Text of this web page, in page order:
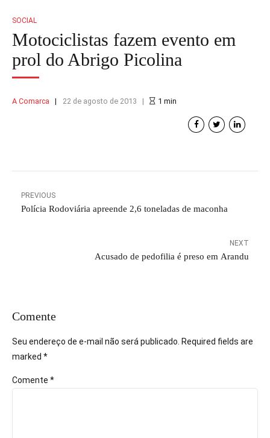
SOCIAL
Motociclistas fazem evento em
prol do Abrigo Picolina
A Comarca 22 de agosto de 2013 1 min
PREVIOUS
Polícia Rodoviária apreende 2,6 toneladas de maconha
NEXT
Acusado de pedofilia é preso em Arandu
Comente
Seu endereço de e-mail não será publicado. Required fields are
marked *
Comente *